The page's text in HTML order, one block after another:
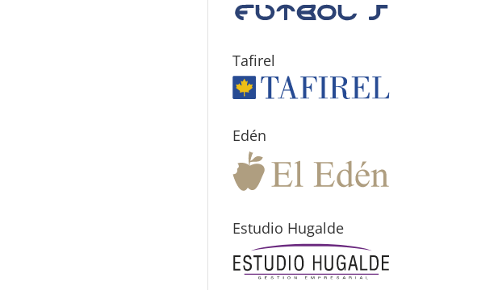
Tafirel
Edén
Estudio Hugalde